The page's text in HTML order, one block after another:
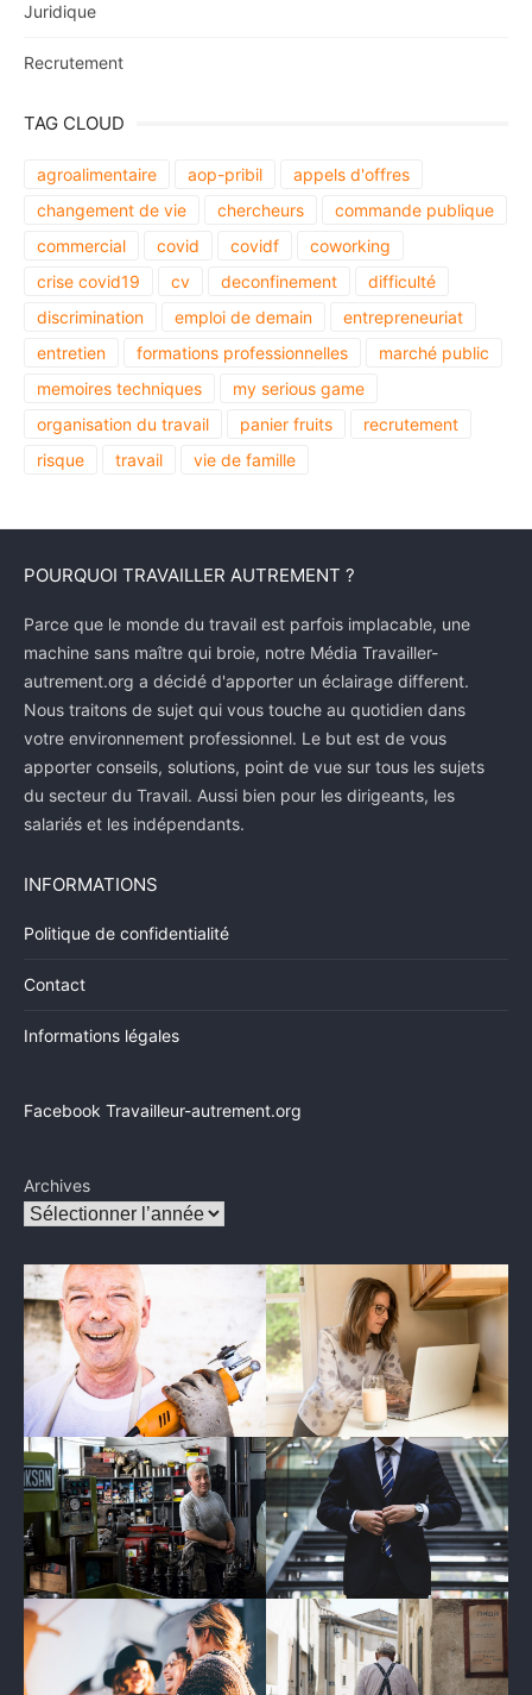
Juridique
Recrutement
TAG CLOUD
agroalimentaire aop-pribil
appels d'offres
changement de vie
chercheurs
commande publique
commercial
covid covidf
coworking
crise covid19
cv deconfinement
difficulté
discrimination
emploi de demain
entrepreneuriat
entretien
formations professionnelles
marché public
memoires techniques
my serious game
organisation du travail
panier fruits
recrutement
risque
travail vie de famille
POURQUOI TRAVAILLER AUTREMENT ?
Parce que le monde du travail est parfois implacable, une
machine sans maître qui broie, notre Média Travailler-
autrement.org a décidé d'apporter un éclairage different.
Nous traitons de sujet qui vous touche au quotidien dans
votre environnement professionnel. Le but est de vous
apporter conseils, solutions, point de vue sur tous les sujets
du secteur du Travail. Aussi bien pour les dirigeants, les
salariés et les indépendants.
INFORMATIONS
Politique de confidentialité
Contact
Informations légales
Facebook Travailleur-autrement.org
Archives